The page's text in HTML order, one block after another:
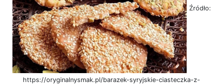
Źródło:
https://oryginalnysmak.pl/barazek-syryjskie-ciasteczka-z-